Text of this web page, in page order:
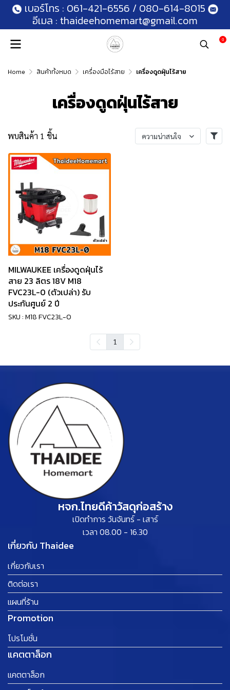
เบอร์โทร : 061-421-6556 / 080-614-8015
อีเมล : thaideehomemart@gmail.com
0
Home สินค้าทั้งหมด เครื่องมือไร้สาย เครื่องดูดฝุ่นไร้สาย
เครื่องดูดฝุ่นไร้สาย
พบสินค้า 1 ชิ้น ความน่าสนใจ
MILWAUKEE เครื่องดูดฝุ่นไร้
สาย 23 ลิตร 18V M18
FVC23L-0 (ตัวเปล่า) รับ
ประกันศูนย์ 2 ปี
SKU : M18 FVC23L-0
1
หจก.ไทยดีค้าวัสดุก่อสร้าง
เปิดทำการ วันจันทร์ - เสาร์
เวลา 08.00 - 16.30
เกี่ยวกับ Thaidee
เกี่ยวกับเรา
ติดต่อเรา
แผนที่ร้าน
Promotion
โปรโมชั่น
แคตตาล็อก
แคตตาล็อก